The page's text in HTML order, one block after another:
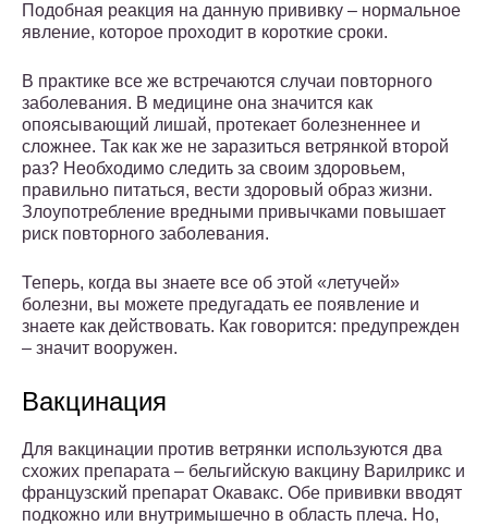
Подобная реакция на данную прививку – нормальное
явление, которое проходит в короткие сроки.
В практике все же встречаются случаи повторного
заболевания. В медицине она значится как
опоясывающий лишай, протекает болезненнее и
сложнее. Так как же не заразиться ветрянкой второй
раз? Необходимо следить за своим здоровьем,
правильно питаться, вести здоровый образ жизни.
Злоупотребление вредными привычками повышает
риск повторного заболевания.
Теперь, когда вы знаете все об этой «летучей»
болезни, вы можете предугадать ее появление и
знаете как действовать. Как говорится: предупрежден
– значит вооружен.
Вакцинация
Для вакцинации против ветрянки используются два
схожих препарата – бельгийскую вакцину Варилрикс и
французский препарат Окавакс. Обе прививки вводят
подкожно или внутримышечно в область плеча. Но,